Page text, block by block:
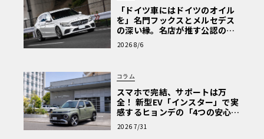
「ドイツ車にはドイツのオイル
を」名門フックスとメルセデス
の深い縁。名店が推す公認の安
心と、Cクラスで味わうシルキー
な走り〈PR〉
2026 8/6
コラム
スマホで完結、サポートは万
全！ 新型EV「インスター」で実
感するヒョンデの「4つの安心」
【第1回・ヒョンデ6つの疑問：
Why? Hyundai?】〈PR〉
2026 7/31